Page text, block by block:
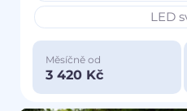
LED
Měsíčně od
3 420 Kč